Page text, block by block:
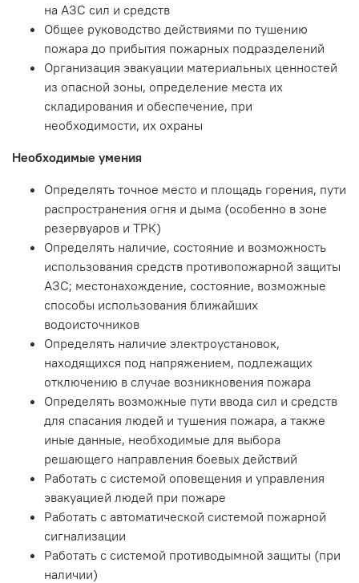
на АЗС сил и средств
Общее руководство действиями по тушению
пожара до прибытия пожарных подразделений
Организация эвакуации материальных ценностей
из опасной зоны, определение места их
складирования и обеспечение, при
необходимости, их охраны
Необходимые умения
Определять точное место и площадь горения, пути
распространения огня и дыма (особенно в зоне
резервуаров и ТРК)
Определять наличие, состояние и возможность
использования средств противопожарной защиты
АЗС; местонахождение, состояние, возможные
способы использования ближайших
водоисточников
Определять наличие электроустановок,
находящихся под напряжением, подлежащих
отключению в случае возникновения пожара
Определять возможные пути ввода сил и средств
для спасания людей и тушения пожара, а также
иные данные, необходимые для выбора
решающего направления боевых действий
Работать с системой оповещения и управления
эвакуацией людей при пожаре
Работать с автоматической системой пожарной
сигнализации
Работать с системой противодымной защиты (при
наличии)